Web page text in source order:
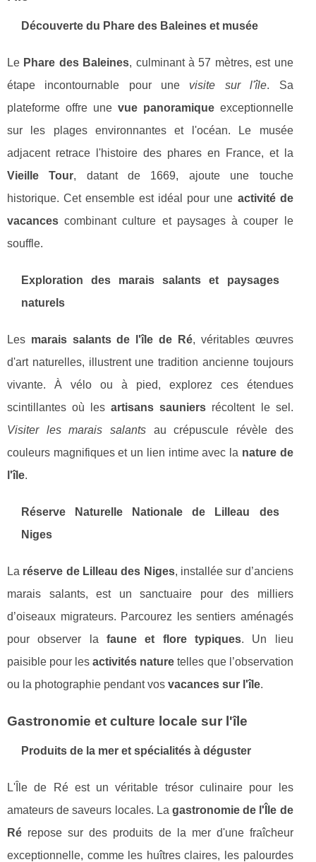
Découverte du Phare des Baleines et musée
Le Phare des Baleines, culminant à 57 mètres, est une
étape incontournable pour une visite sur l'île. Sa
plateforme offre une vue panoramiqueexceptionnelle
sur les plages environnantes et l'océan. Le musée
adjacent retrace l'histoire des phares en France, et la
Vieille Tour, datant de 1669, ajoute une touche
historique. Cet ensemble est idéal pour une activité de
vacances combinant culture et paysages à couper le
souffle.
Exploration des marais salants et paysages
naturels
Les marais salants de l'île de Ré, véritables œuvres
d'art naturelles, illustrent une tradition ancienne toujours
vivante. À vélo ou à pied, explorez ces étendues
scintillantes où lesartisans sauniers récoltent le sel.
Visiter les marais salantsau crépuscule révèle des
couleurs magnifiques et un lien intime avec la nature de
l'île.
Réserve Naturelle Nationale de
Lilleau des
Niges
La réserve de Lilleau des Niges, installée sur d’anciens
marais salants, est un sanctuaire pour des milliers
d’oiseaux migrateurs. Parcourez les sentiers aménagés
pour observer la faune et flore typiques. Un lieu
paisible pour lesactivités nature telles que l’observation
ou la photographie pendant vos vacances sur l'île.
Gastronomie et culture locale sur l'île
Produits de la mer et spécialités à déguster
L'Île de Ré est un véritable trésor culinaire pour les
amateurs de saveurs locales. La gastronomie de l'Île de
Ré repose sur des produits de la mer d'une fraîcheur
exceptionnelle, comme les huîtres claires, les palourdes